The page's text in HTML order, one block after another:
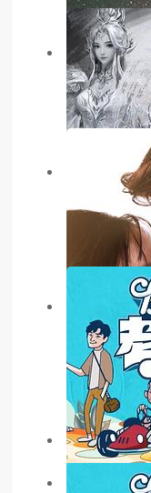
主演：内详
3.0分 已完结
我在饥荒年
主演：内详
已完结
全城笑我抱
主演：内详
更新
日落时分说爱
主演：.
主演：李诗
更新